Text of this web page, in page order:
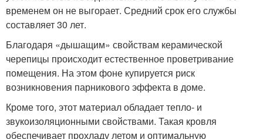
временем он не выгорает. Средний срок его службы
составляет 30 лет.
Благодаря «дышащим» свойствам керамической
черепицы происходит естественное проветривание
помещения. На этом фоне купируется риск
возникновения парникового эффекта в доме.
Кроме того, этот материал обладает тепло- и
звукоизоляционными свойствами. Такая кровля
обеспечивает прохладу летом и оптимальную